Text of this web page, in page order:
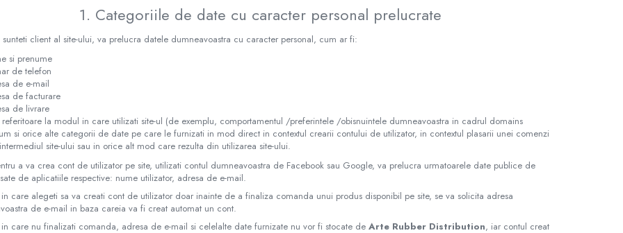
1. Categoriile de date cu caracter personal prelucrate
client al site-ului, va prelucra datele dumneavoastra cu caracter personal, cum ar fi:
si prenume
de telefon
de e-mail
de facturare
de livrare
referitoare la modul in care utilizati site-ul (de exemplu, comportamentul /preferintele /obisnuintele dumneavoastra in cadrul domains
si orice alte categorii de date pe care le furnizati in mod direct in contextul crearii contului de utilizator, in contextul plasarii unei comenzi
site-ului sau in orice alt mod care rezulta din utilizarea site-ului.
a va crea cont de utilizator pe site, utilizati contul dumneavoastra de Facebook sau Google, va prelucra urmatoarele date publice de
de aplicatiile respective: nume utilizator, adresa de e-mail.
care alegeti sa va creati cont de utilizator doar inainte de a finaliza comanda unui produs disponibil pe site, se va solicita adresa
de e-mail in baza careia va fi creat automat un cont.
care nu finalizati comanda, adresa de e-mail si celelalte date furnizate nu vor fi stocate de Arte Rubber Distribution, iar contul creat